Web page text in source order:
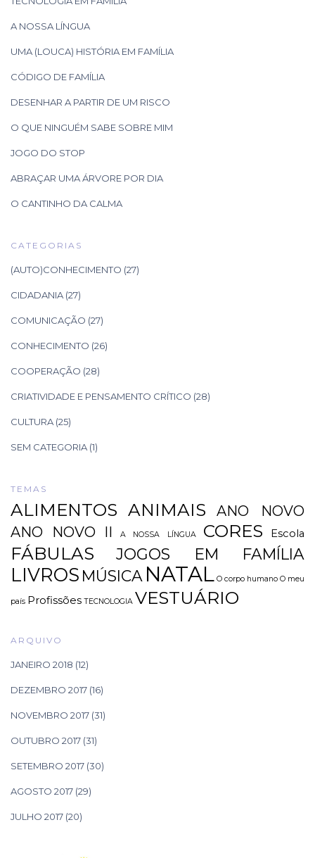
A NOSSA LÍNGUA
UMA (LOUCA) HISTÓRIA EM FAMÍLIA
CÓDIGO DE FAMÍLIA
DESENHAR A PARTIR DE UM RISCO
O QUE NINGUÉM SABE SOBRE MIM
JOGO DO STOP
ABRAÇAR UMA ÁRVORE POR DIA
O CANTINHO DA CALMA
CATEGORIAS
(AUTO)CONHECIMENTO (27)
CIDADANIA (27)
COMUNICAÇÃO (27)
CONHECIMENTO (26)
COOPERAÇÃO (28)
CRIATIVIDADE E PENSAMENTO CRÍTICO (28)
CULTURA (25)
SEM CATEGORIA (1)
TEMAS
ALIMENTOS ANIMAIS
ANO NOVO
ANO NOVO II
A NOSSA LÍNGUA CORES Escola
FÁBULAS JOGOS EM FAMÍLIA
LIVROS MÚSICA NATAL O corpo humano O meu
país Profissões TECNOLOGIA VESTUÁRIO
ARQUIVO
JANEIRO 2018 (12)
DEZEMBRO 2017 (16)
NOVEMBRO 2017 (31)
OUTUBRO 2017 (31)
SETEMBRO 2017 (30)
AGOSTO 2017 (29)
JULHO 2017 (20)